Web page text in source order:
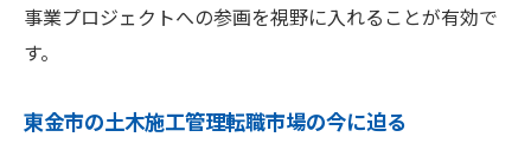
経験者が転職先で輝くためのアドバイス
る
事業プロジェクトへの参画を視野に入れることが有効で
す。
東金市の土木施工管理転職市場の今に迫る